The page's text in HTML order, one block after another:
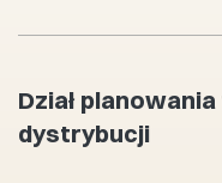
Dział
dystrybucji